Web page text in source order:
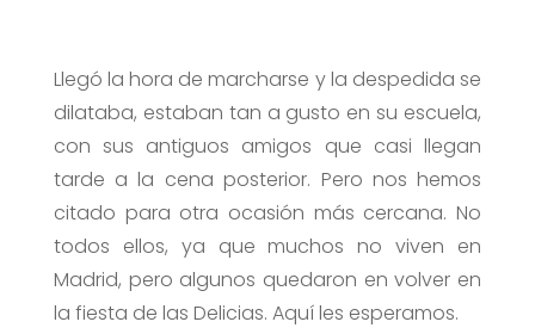
Llegó la hora de marcharse y la despedida se
dilataba, estaban tan a gusto en su escuela,
con sus antiguos amigos que casi llegan
tarde a la cena posterior. Pero nos hemos
citado para otra ocasión más cercana. No
todos ellos, ya que muchos no viven en
Madrid, pero algunos quedaron en volver en
la fiesta de las Delicias. Aquí les esperamos.